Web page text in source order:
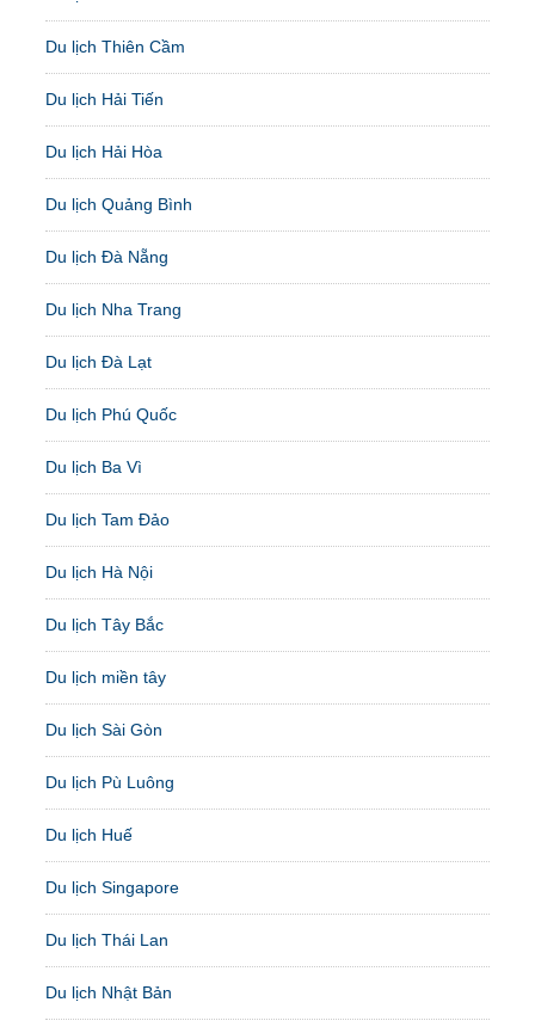
Du lịch Thiên Cầm
Du lịch Hải Tiến
Du lịch Hải Hòa
Du lịch Quảng Bình
Du lịch Đà Nẵng
Du lịch Nha Trang
Du lịch Đà Lạt
Du lịch Phú Quốc
Du lịch Ba Vì
Du lịch Tam Đảo
Du lịch Hà Nội
Du lịch Tây Bắc
Du lịch miền tây
Du lịch Sài Gòn
Du lịch Pù Luông
Du lịch Huế
Du lịch Singapore
Du lịch Thái Lan
Du lịch Nhật Bản